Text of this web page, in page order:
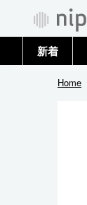
新着
Home